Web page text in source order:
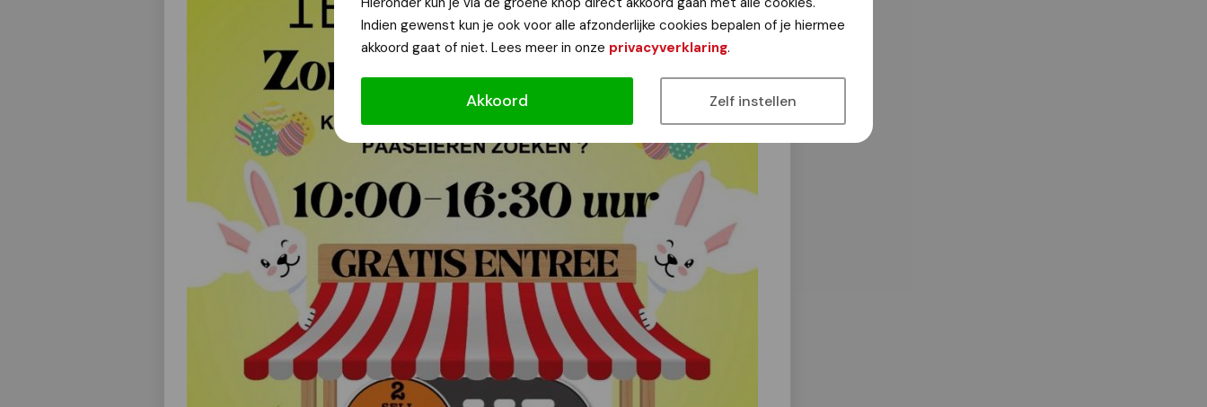
Indien gewenst kun je ook voor alle afzonderlijke cookies bepalen of je hiermee
akkoord gaat of niet. Lees meer in onze privacyverklaring.
Akkoord Zelf instellen